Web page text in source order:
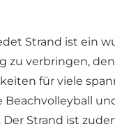
Strand ist ein
zu verbringen,
für viele
Der Strand ist